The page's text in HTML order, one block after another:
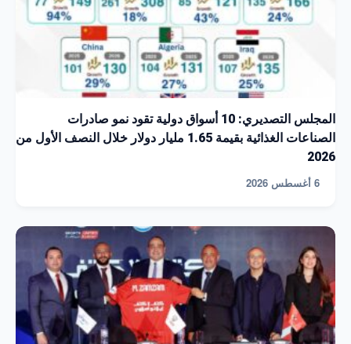
المجلس التصديري: 10 أسواق دولية تقود نمو صادرات
الصناعات الغذائية بقيمة 1.65 مليار دولار خلال النصف الأول من
2026
6 أغسطس 2026